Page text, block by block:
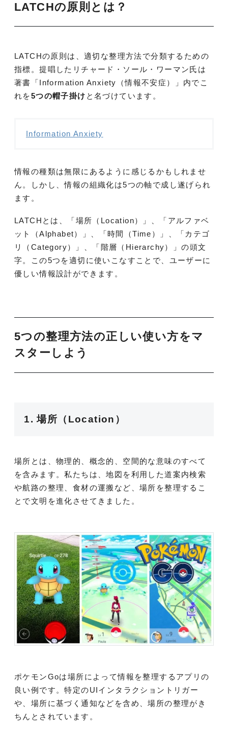
LATCHの原則 とは？
LATCHの原則は、適切な整理方法で分類するための
指標。提唱したリチャード・ソール・ワーマン氏は
著書「Information Anxiety（情報不安症）」内でこ
れを5つの帽子掛け と名づけています。
Information Anxiety
情報の種類は無限にあるように感じるかもしれませ
ん。しかし、情報の組織化は5つの軸で成し遂げられ
ます。
LATCHとは、「場所（Location）」、「アルファベ
ット（Alphabet）」、「時間（Time）」、「カテゴ
リ（Category）」、「階層（Hierarchy）」の頭文
字。この5つを適切に使いこなすことで、ユーザーに
優しい情報設計ができます。
5つの整理方法の正しい使い方をマ
スターしよう
1. 場所（Location）
場所とは、物理的、概念的、空間的な意味のすべて
を含みます。私たちは、地図を利用した道案内検索
や航路の整理、食材の運搬など、場所を整理するこ
とで文明を進化させてきました。
ポケモンGoは場所によって情報を整理するアプリの
良い例です。特定のUIインタラクショントリガー
や、場所に基づく通知などを含め、場所の整理がき
ちんとされています。